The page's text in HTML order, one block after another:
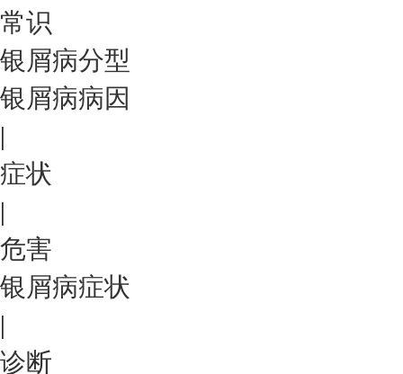
常识
银屑病分型
银屑病病因
|
症状
|
危害
银屑病症状
|
诊断